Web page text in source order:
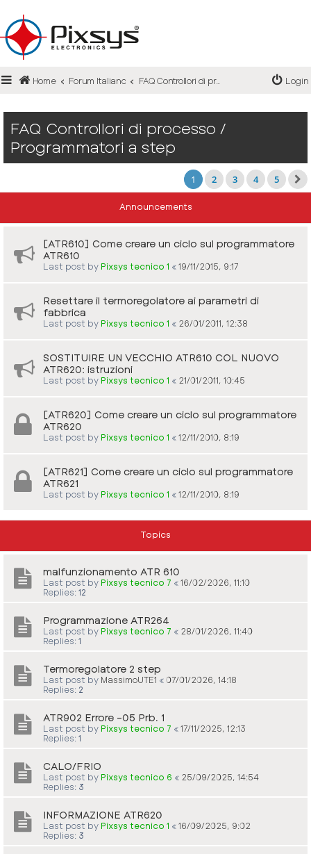
Login
Register
FAQ
Home Forum Italiano FAQ Controllori di processo / Programmatori a step Login
FAQ Controllori di processo /
Programmatori a step
1 2 3 4 5
Announcements
[ATR610] Come creare un ciclo sul programmatore
ATR610
Last post by Pixsys tecnico 1 « 19/11/2015, 9:17
Resettare il termoregolatore ai parametri di
fabbrica
Last post by Pixsys tecnico 1 « 26/01/2011, 12:38
SOSTITUIRE UN VECCHIO ATR610 COL NUOVO
ATR620: istruzioni
Last post by Pixsys tecnico 1 « 21/01/2011, 10:45
[ATR620] Come creare un ciclo sul programmatore
ATR620
Last post by Pixsys tecnico 1 « 12/11/2010, 8:19
[ATR621] Come creare un ciclo sul programmatore
ATR621
Last post by Pixsys tecnico 1 « 12/11/2010, 8:19
Topics
malfunzionamento ATR 610
Last post by Pixsys tecnico 7 « 16/02/2026, 11:10
Replies: 12
Programmazione ATR264
Last post by Pixsys tecnico 7 « 28/01/2026, 11:40
Replies: 1
Termoregolatore 2 step
Last post by MassimoUTE1 « 07/01/2026, 14:18
Replies: 2
ATR902 Errore -05 Prb. 1
Last post by Pixsys tecnico 7 « 17/11/2025, 12:13
Replies: 1
CALO/FRIO
Last post by Pixsys tecnico 6 « 25/09/2025, 14:54
Replies: 3
INFORMAZIONE ATR620
Last post by Pixsys tecnico 1 « 16/09/2025, 9:02
Replies: 3